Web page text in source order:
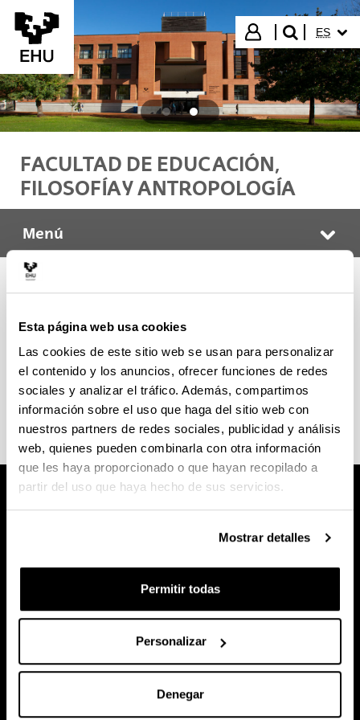
Esta página web usa cookies
Las cookies de este sitio web se usan para personalizar
el contenido y los anuncios, ofrecer funciones de redes
sociales y analizar el tráfico. Además, compartimos
información sobre el uso que haga del sitio web con
nuestros partners de redes sociales, publicidad y análisis
web, quienes pueden combinarla con otra información
que les haya proporcionado o que hayan recopilado a
partir del uso que haya hecho de sus servicios.
Mostrar detalles
Permitir todas
Personalizar
Denegar
Saltar al contenido principal
Iniciar sesión
buscar"
ES
FACULTAD DE EDUCACIÓN,
FILOSOFÍA Y ANTROPOLOGÍA
HEFA Faculty
Menú
2023-2024 Academic calendar
(Abre una nueva ventana)
2026/2027 Academic calendar(PDF, 81,58
KB)